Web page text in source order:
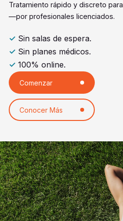
Tratamiento rápido y discreto para
—por profesionales licenciados.
✓Sin salas de espera.
✓Sin planes médicos.
✓100% online.
Comenzar
Conocer Más